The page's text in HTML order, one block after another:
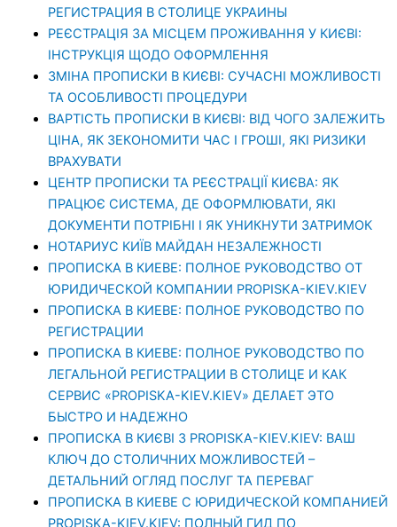
РЕГИСТРАЦИЯ В СТОЛИЦЕ УКРАИНЫ
РЕЄСТРАЦІЯ ЗА МІСЦЕМ ПРОЖИВАННЯ У КИЄВІ:
ІНСТРУКЦІЯ ЩОДО ОФОРМЛЕННЯ
ЗМІНА ПРОПИСКИ В КИЄВІ: СУЧАСНІ МОЖЛИВОСТІ
ТА ОСОБЛИВОСТІ ПРОЦЕДУРИ
ВАРТІСТЬ ПРОПИСКИ В КИЄВІ: ВІД ЧОГО ЗАЛЕЖИТЬ
ЦІНА, ЯК ЗЕКОНОМИТИ ЧАС І ГРОШІ, ЯКІ РИЗИКИ
ВРАХУВАТИ
ЦЕНТР ПРОПИСКИ ТА РЕЄСТРАЦІЇ КИЄВА: ЯК
ПРАЦЮЄ СИСТЕМА, ДЕ ОФОРМЛЮВАТИ, ЯКІ
ДОКУМЕНТИ ПОТРІБНІ І ЯК УНИКНУТИ ЗАТРИМОК
НОТАРИУС КИЇВ МАЙДАН НЕЗАЛЕЖНОСТІ
ПРОПИСКА В КИЕВЕ: ПОЛНОЕ РУКОВОДСТВО ОТ
ЮРИДИЧЕСКОЙ КОМПАНИИ PROPISKA-KIEV.KIEV
ПРОПИСКА В КИЕВЕ: ПОЛНОЕ РУКОВОДСТВО ПО
РЕГИСТРАЦИИ
ПРОПИСКА В КИЕВЕ: ПОЛНОЕ РУКОВОДСТВО ПО
ЛЕГАЛЬНОЙ РЕГИСТРАЦИИ В СТОЛИЦЕ И КАК
СЕРВИС «PROPISKA-KIEV.KIEV» ДЕЛАЕТ ЭТО
БЫСТРО И НАДЕЖНО
ПРОПИСКА В КИЄВІ З PROPISKA-KIEV.KIEV: ВАШ
КЛЮЧ ДО СТОЛИЧНИХ МОЖЛИВОСТЕЙ –
ДЕТАЛЬНИЙ ОГЛЯД ПОСЛУГ ТА ПЕРЕВАГ
ПРОПИСКА В КИЕВЕ С ЮРИДИЧЕСКОЙ КОМПАНИЕЙ
PROPISKA-KIEV.KIEV: ПОЛНЫЙ ГИД ПО